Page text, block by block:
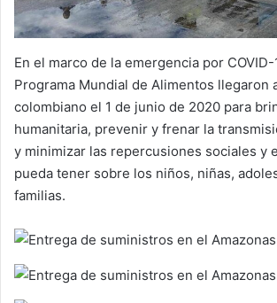
En el marco de la emergencia por COVID-
Programa Mundial de Alimentos llegaron
colombiano el 1 de junio de 2020 para
humanitaria, prevenir y frenar la
y minimizar las repercusiones sociales y
pueda tener sobre los niños, niñas,
familias.